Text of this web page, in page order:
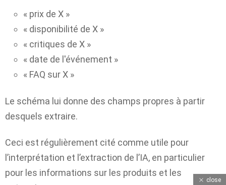
« prix de X »
« disponibilité de X »
« critiques de X »
« date de l'événement »
« FAQ sur X »
Le schéma lui donne des champs propres à partir
desquels extraire.
Ceci est régulièrement cité comme utile pour
l’interprétation et l’extraction de l’IA, en particulier
pour les informations sur les produits et les
close